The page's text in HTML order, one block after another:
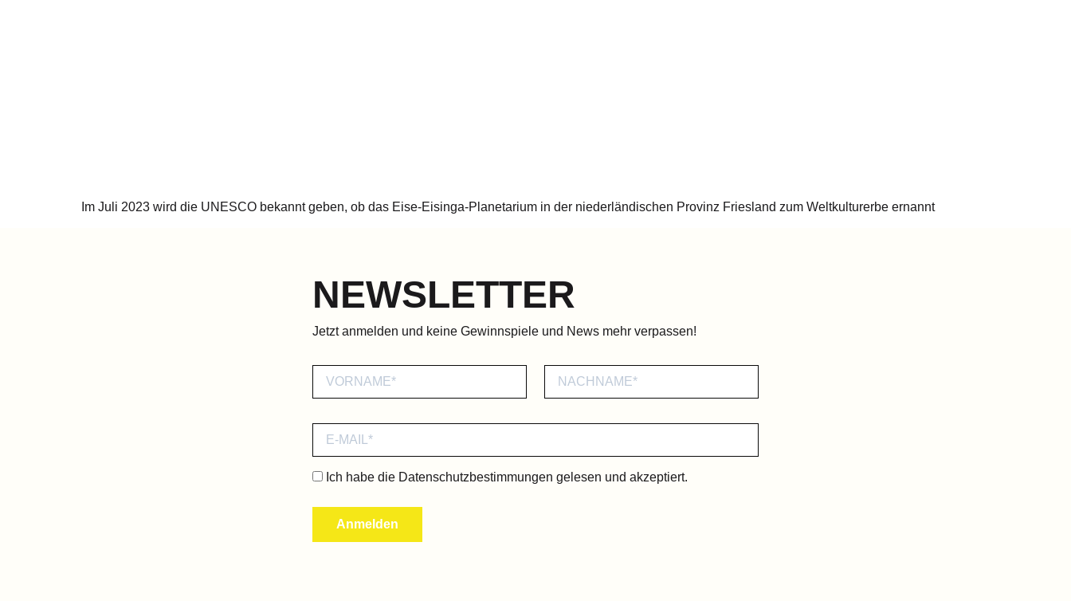
Im Juli 2023 wird die UNESCO bekannt geben, ob das Eise-Eisinga-Planetarium in der niederländischen Provinz Friesland zum Weltkulturerbe ernannt
NEWSLETTER
Jetzt anmelden und keine Gewinnspiele und News mehr verpassen!
Ich habe die Datenschutzbestimmungen gelesen und akzeptiert.